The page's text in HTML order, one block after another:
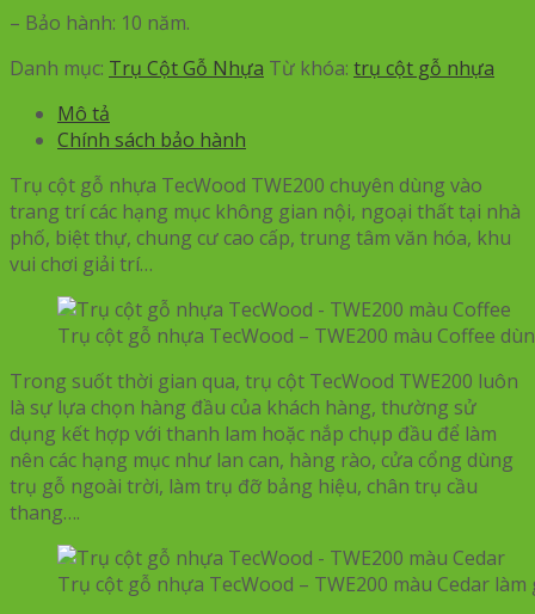
– Bảo hành: 10 năm.
Danh mục: Trụ Cột Gỗ Nhựa Từ khóa: trụ cột gỗ nhựa
Mô tả
Chính sách bảo hành
Trụ cột gỗ nhựa TecWood TWE200 chuyên dùng vào
trang trí các hạng mục không gian nội, ngoại thất tại nhà
phố, biệt thự, chung cư cao cấp, trung tâm văn hóa, khu
vui chơi giải trí…
Trụ cột gỗ nhựa TecWood – TWE200 màu Coffee
Trong suốt thời gian qua, trụ cột TecWood TWE200 luôn
là sự lựa chọn hàng đầu của khách hàng, thường sử
dụng kết hợp với thanh lam hoặc nắp chụp đầu để làm
nên các hạng mục như lan can, hàng rào, cửa cổng dùng
trụ gỗ ngoài trời, làm trụ đỡ bảng hiệu, chân trụ cầu
thang….
Trụ cột gỗ nhựa TecWood – TWE200 màu Cedar